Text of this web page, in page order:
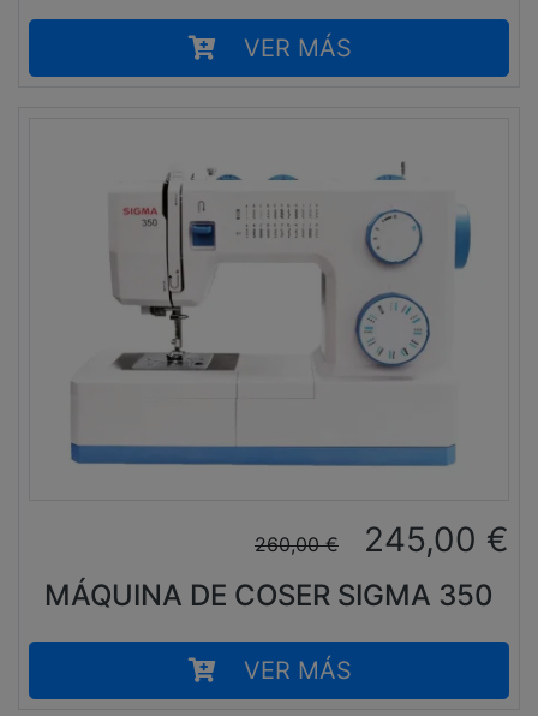
VER MÁS
260,00 € 245,00 €
MÁQUINA DE COSER SIGMA 350
VER MÁS